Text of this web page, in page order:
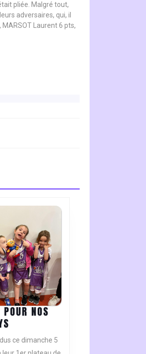
pliée. Malgré tout,
adversaires, qui, il
MARSOT Laurent 6 pts,
NOS
PLATEAU
POUR
ce dimanche 5